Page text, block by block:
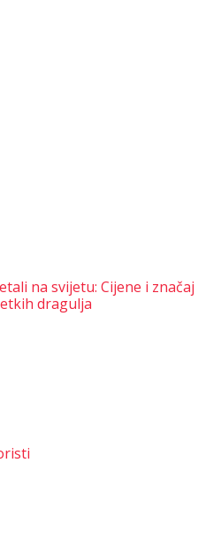
na svijetu: Cijene i značaj
dragulja